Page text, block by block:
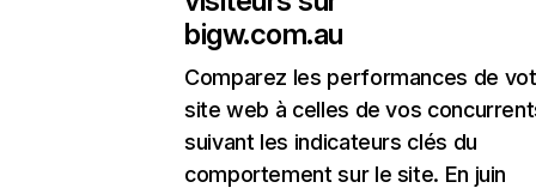
bigw.com.au
Comparez les performances de
site web à celles de vos
suivant les indicateurs clés du
comportement sur le site. En juin